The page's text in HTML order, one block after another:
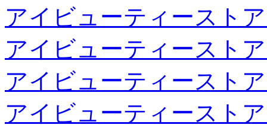
アイビューティースト
アイビューティースト
アイビューティースト
アイビューティースト